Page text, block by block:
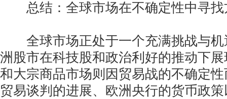
总结：全球市场在不确定性中寻找
全球市场正处于一个充满挑战与机
洲股市在科技股和政治利好的推动下
和大宗商品市场则因贸易战的不确定
贸易谈判的进展、欧洲央行的货币政